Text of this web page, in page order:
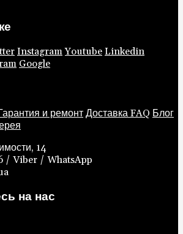
Instagram Youtube Linkedin
Google
и ремонт Доставка FAQ Блог
14
/ Viber / WhatsApp
на нас